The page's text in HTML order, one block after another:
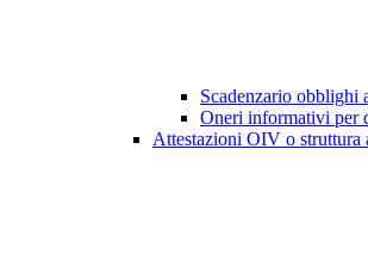
Scadenzario obblighi
Oneri informativi per
Attestazioni OIV o struttura